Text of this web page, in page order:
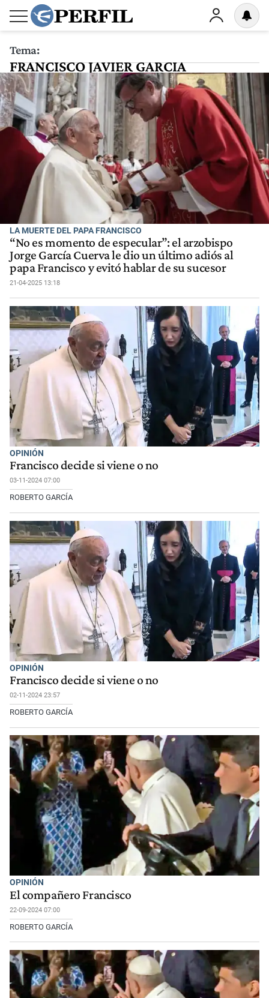
Tema:
FRANCISCO JAVIER GARCIA
LA MUERTE DEL PAPA FRANCISCO
“No es momento de especular”: el arzobispo
Jorge García Cuerva le dio un último adiós al
papa Francisco y evitó hablar de su sucesor
21-04-2025 13:18
OPINIÓN
Francisco decide si viene o no
03-11-2024 07:00
ROBERTO GARCÍA
OPINIÓN
Francisco decide si viene o no
02-11-2024 23:57
ROBERTO GARCÍA
OPINIÓN
El compañero Francisco
22-09-2024 07:00
ROBERTO GARCÍA